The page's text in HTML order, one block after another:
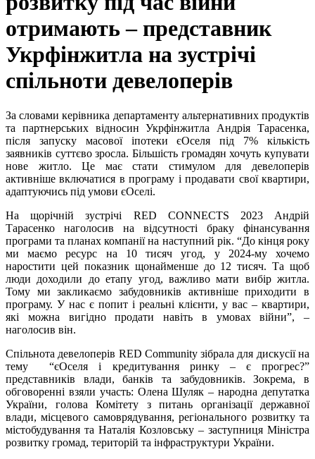
отримають – представник
Укрфінжитла на зустрічі
спільноти девелоперів
За словами керівника департаментуальтернативних продуктів
та партнерських відносин Укрфінжитла Андрія Тарасенка,
після запуску масової іпотеки єОселя під 7% кількість
заявників суттєво зросла. Більшість громадян хочуть купувати
нове житло. Це має стати стимулом для девелоперів
активніше включатися в програму і продавати свої квартири,
адаптуючись під умови єОселі.
На щорічній зустрічі RED CONNECTS 2023 Андрій
Тарасенко наголосив на відсутності браку фінансування
програми та планах компанії на наступний рік. “До кінця року
ми маємо ресурс на 10 тисяч угод, у 2024-му хочемо
наростити цей показник щонайменше до 12 тисяч. Та щоб
люди доходили до етапу угод, важливо мати вибір житла.
Тому ми закликаємо забудовників активніше приходити в
програму. У нас є попит і реальні клієнти, у вас – квартири,
які можна вигідно продати навіть в умовах війни”, –
наголосив він.
Спільнота девелоперів RED Community зібрала для дискусії на
тему “єОселя і кредитування ринку – є прогрес?”
представників влади, банків та забудовників. Зокрема, в
обговоренні взяли участь: Олена Шуляк – народна депутатка
України, голова Комітету з питань організації державної
влади, місцевого самоврядування, регіонального розвитку та
містобудування та Наталія Козловську – заступниця Міністра
розвитку громад, територій та інфраструктури України.